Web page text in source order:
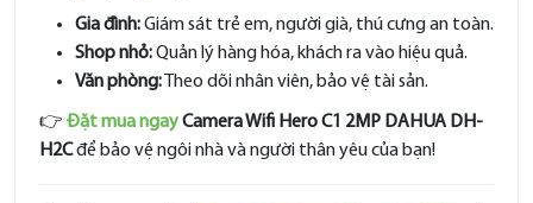
Gia đình:Giám sát trẻ em, người già, thú cưng an toàn.
Shop nhỏ:Quản lý hàng hóa, khách ra vào hiệu quả.
Văn phòng: Theo dõi nhân viên, bảo vệ tài sản.
👉 Đặt mua ngayCamera Wifi Hero C1 2MP DAHUA DH-
H2Cđể bảo vệ ngôi nhà và người thân yêu của bạn!